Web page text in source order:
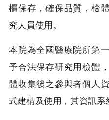
櫃保存，確保品質，檢
究人員使用。
本院為全國醫療院所第
予合法保存研究用檢體
體收集後之參與者個人
式建構及使用，其資訊系